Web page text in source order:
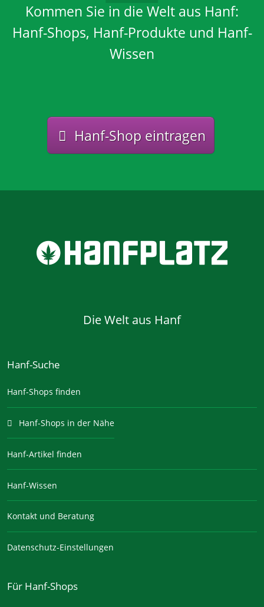
Kommen Sie in die Welt aus Hanf:
Hanf-Shops, Hanf-Produkte und Hanf-
Wissen
Hanf-Shop eintragen
Die Welt aus Hanf
Hanf-Suche
Hanf-Shops finden
Hanf-Shops in der Nähe
Hanf-Artikel finden
Hanf-Wissen
Kontakt und Beratung
Datenschutz-Einstellungen
Für Hanf-Shops